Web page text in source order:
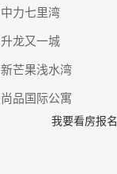
中力七里湾
升龙又一城
新芒果浅水湾
尚品国际公寓
我要看房报名